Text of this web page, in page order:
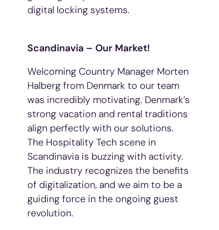
digital locking systems.
Scandinavia – Our Market!
Welcoming Country Manager Morten
Halberg from Denmark to ourteam
was incredibly motivating. Denmark’s
strong vacation and rental traditions
align perfectly with our solutions.
The Hospitality Tech scene in
Scandinavia is buzzing with activity.
The industry recognizes the benefits
of digitalization, and we aim to be a
guiding force in the ongoing guest
revolution.